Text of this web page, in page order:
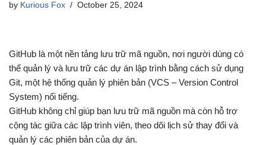
by Kurious Fox October 25, 2024
GitHub là một nền tảng lưu trữ mã nguồn, nơi người dùng có
thể quản lý và lưu trữ các dự án lập trình bằng cách sử dụng
Git, một hệ thống quản lý phiên bản (VCS – Version Control
System) nổi tiếng.
GitHub không chỉ giúp bạn lưu trữ mã nguồn mà còn hỗ trợ
cộng tác giữa các lập trình viên, theo dõi lịch sử thay đổi và
quản lý các phiên bản của dự án.